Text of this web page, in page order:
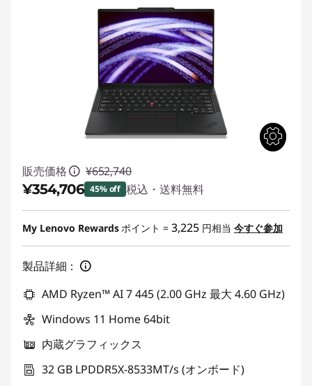
販売価格 ¥652,740
¥354,706 45% off 税込・送料無料
特別割引 :-¥298,034
My Lenovo Rewardsポイント = 3,225 円相当 今すぐ参加
製品詳細：
AMD Ryzen™ AI 7 445 (2.00 GHz 最大 4.60 GHz)
Windows 11 Home 64bit
内蔵グラフィックス
32 GB LPDDR5X-8533MT/s (オンボード)